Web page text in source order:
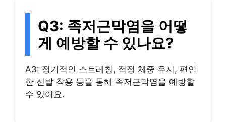
Q3: 족저근막염을 어떻
게 예방할 수 있나요?
A3: 정기적인 스트레칭, 적정 체중 유지, 편안
한 신발 착용 등을 통해 족저근막염을 예방할
수 있어요.